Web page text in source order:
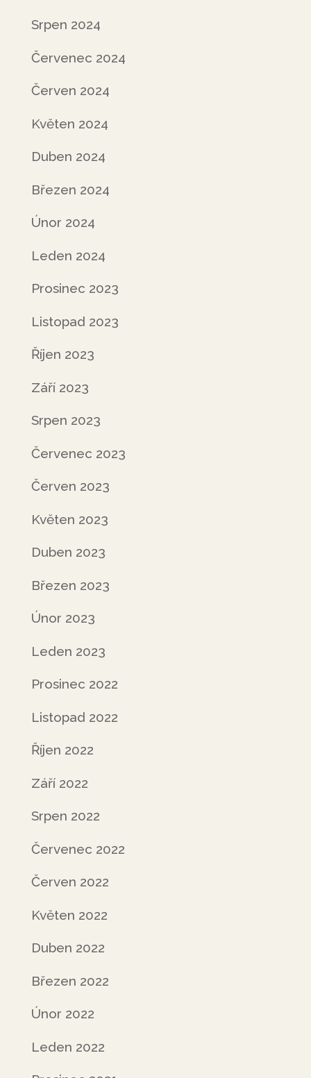
Srpen 2024
Červenec 2024
Červen 2024
Květen 2024
Duben 2024
Březen 2024
Únor 2024
Leden 2024
Prosinec 2023
Listopad 2023
Říjen 2023
Září 2023
Srpen 2023
Červenec 2023
Červen 2023
Květen 2023
Duben 2023
Březen 2023
Únor 2023
Leden 2023
Prosinec 2022
Listopad 2022
Říjen 2022
Září 2022
Srpen 2022
Červenec 2022
Červen 2022
Květen 2022
Duben 2022
Březen 2022
Únor 2022
Leden 2022